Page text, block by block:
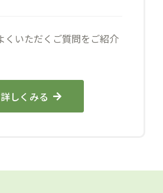
くいただくご質問をご紹介
詳しくみる